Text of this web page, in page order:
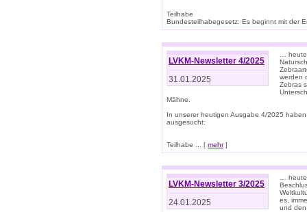
Teilhabe
Bundesteilhabegesetz: Es beginnt mit der
LVKM-Newsletter 4/2025
31.01.2025
…
werden
Zebras
Mähne.
In unserer heutigen Ausgabe 4/2025
ausgesucht:
Teilhabe ... [ mehr]
LVKM-Newsletter 3/2025
24.01.2025
…
es,
und